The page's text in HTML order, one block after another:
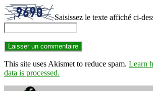
Saisissez le texte affiché ci-
This site uses Akismet to reduce spam. Learn
data is processed.
Facebook